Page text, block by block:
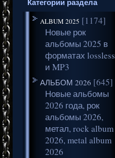
ALBUM 2025 [1174]
Новые рок
альбомы 2025 в
форматах lossless
и MP3
АЛЬБОМ 2026 [645]
Новые альбомы
2026 года, рок
альбомы 2026,
метал, rock album
2026, metal album
2026